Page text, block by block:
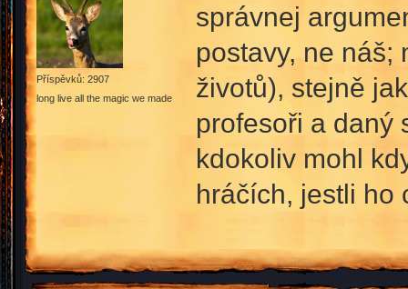
Příspěvků: 2907
long live all the magic we made
správnej
postavy, ne náš;
životů), stejně
profesoři a daný
kdokoliv mohl
hráčích, jestli ho